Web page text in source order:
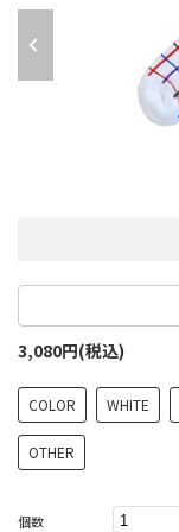
3,080円(税込)
COLOR WHITE
OTHER
個数